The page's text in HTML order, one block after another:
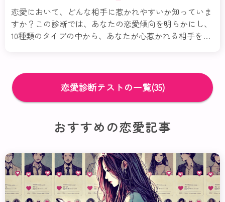
恋愛において、どんな相手に惹かれやすいか知っていま
すか？この診断では、あなたの恋愛傾向を明らかにし、
10種類のタイプの中から、あなたが心惹かれる相手を見
れのタイプごとの詳細な特徴を知ることで、これからの
恋愛をより楽しく、理想の相手を見つけるヒントになる
かもしれません。さあ、診断スタートです！
恋愛診断テストの一覧(35)
おすすめの恋愛記事